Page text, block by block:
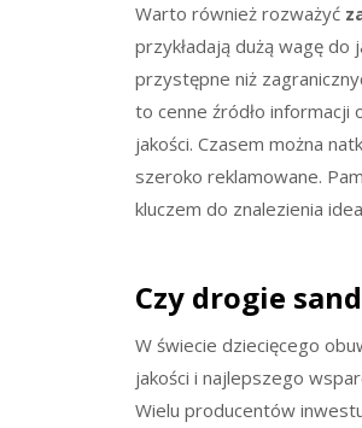
Warto również rozważyć
przykładają dużą wagę do
przystępne niż
to cenne źródło
jakości. Czasem można
szeroko reklamowane.
kluczem do znalezienia
Czy drogie
W świecie dziecięcego
jakości i najlepszego
Wielu producentów